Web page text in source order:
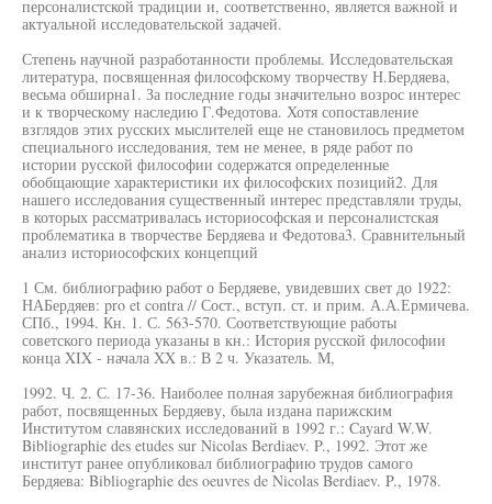
персоналистской традиции и, соответственно, является важной и
актуальной исследовательской задачей.
Степень научной разработанности проблемы. Исследовательская
литература, посвященная философскому творчеству Н.Бердяева,
весьма обширна1. За последние годы значительно возрос интерес
и к творческому наследию Г.Федотова. Хотя сопоставление
взглядов этих русских мыслителей еще не становилось предметом
специального исследования, тем не менее, в ряде работ по
истории русской философии содержатся определенные
обобщающие характеристики их философских позиций2. Для
нашего исследования существенный интерес представляли труды,
в которых рассматривалась историософская и персоналистская
проблематика в творчестве Бердяева и Федотова3. Сравнительный
анализ историософских концепций
1 См. библиографию работ о Бердяеве, увидевших свет до 1922:
НАБердяев: pro et contra // Сост., вступ. ст. и прим. А.А.Ермичева.
СПб., 1994. Кн. 1. С. 563-570. Соответствующие работы
советского периода указаны в кн.: История русской философии
конца XIX - начала XX в.: В 2 ч. Указатель. М,
1992. Ч. 2. С. 17-36. Наиболее полная зарубежная библиография
работ, посвященных Бердяеву, была издана парижским
Институтом славянских исследований в 1992 г.: Cayard W.W.
Bibliographie des etudes sur Nicolas Berdiaev. P., 1992. Этот же
институт ранее опубликовал библиографию трудов самого
Бердяева: Bibliographie des oeuvres de Nicolas Berdiaev. P., 1978.